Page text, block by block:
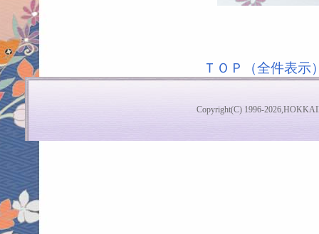
ＴＯＰ（全件表示
Copyright(C) 1996-